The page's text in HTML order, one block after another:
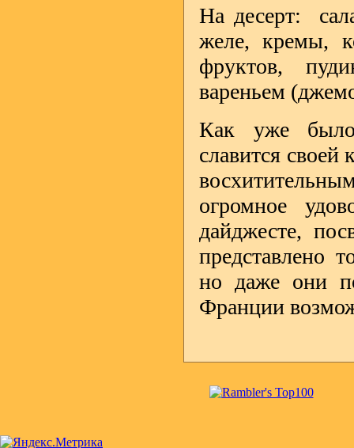
На десерт:
желе, кремы,
фруктов,
вареньем
Как уже было
славится своей
огромное
дайджесте,
представлено
но даже они
Франции